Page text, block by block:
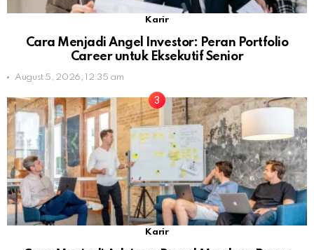
Karir
Cara Menjadi Angel Investor: Peran Portfolio
Career untuk Eksekutif Senior
August 5, 2026, 12:35 am
Karir